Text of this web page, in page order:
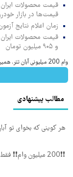
قیمت‌ها در بازار
زمان اعلام نتایج
و ۹۰۵ میلیون تومان
وام 200 میلیونی آبان تتر. همین الان احراز هویت کن!
مطالب پیشنهادی
هر کوینی که بخوای تو
❗❗200 میلیون وام❗❗ فقط با احراز هویت در آبان تتر